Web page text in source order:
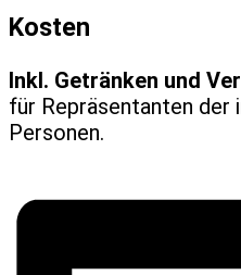
Kosten
Inkl. Getränken und
für Repräsentanten der
Personen.